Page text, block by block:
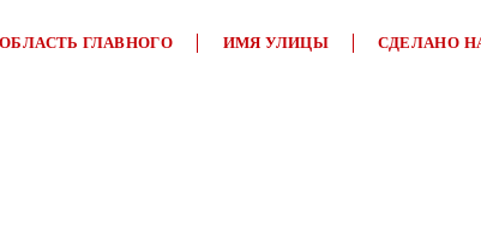
ОБЛАСТЬ ГЛАВНОГО ИМЯ УЛИЦЫ СДЕЛАНО